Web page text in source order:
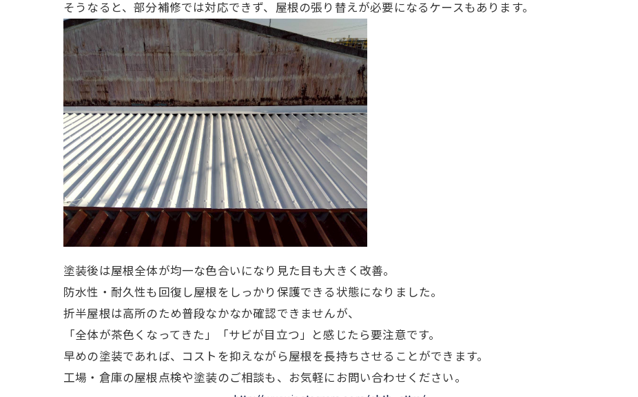
そうなると、部分補修では対応できず、屋根の張り替えが必要になるケースもあります。
塗装後は屋根全体が均一な色合いになり見た目も大きく改善。
防水性・耐久性も回復し屋根をしっかり保護できる状態になりました。
折半屋根は高所のため普段なかなか確認できませんが、
「全体が茶色くなってきた」「サビが目立つ」と感じたら要注意です。
早めの塗装であれば、コストを抑えながら屋根を長持ちさせることができます。
工場・倉庫の屋根点検や塗装のご相談も、お気軽にお問い合わせください。